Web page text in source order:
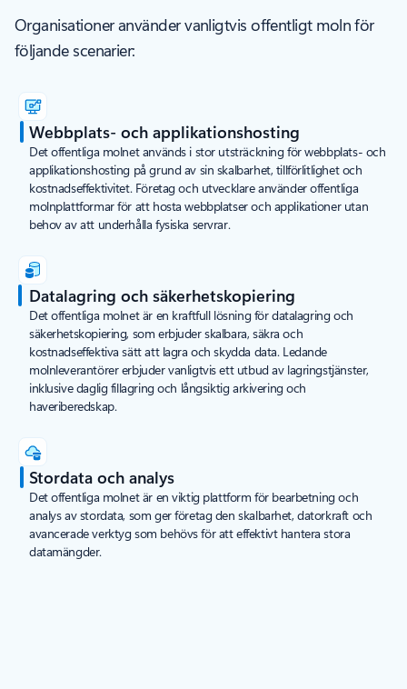
Organisationer använder vanligtvis offentligt moln för
följande scenarier:
Webbplats- och applikationshosting
Det offentliga molnet används i stor utsträckning för webbplats- och
applikationshosting på grund av sin skalbarhet, tillförlitlighet och
kostnadseffektivitet. Företag och utvecklare använder offentliga
molnplattformar för att hosta webbplatser och applikationer utan
behov av att underhålla fysiska servrar.
Datalagring och säkerhetskopiering
Det offentliga molnet är en kraftfull lösning för datalagring och
säkerhetskopiering, som erbjuder skalbara, säkra och
kostnadseffektiva sätt att lagra och skydda data. Ledande
molnleverantörer erbjuder vanligtvis ett utbud av lagringstjänster,
inklusive daglig fillagring och långsiktig arkivering och
haveriberedskap.
Stordata och analys
Det offentliga molnet är en viktig plattform för bearbetning och
analys av stordata, som ger företag den skalbarhet, datorkraft och
avancerade verktyg som behövs för att effektivt hantera stora
datamängder.